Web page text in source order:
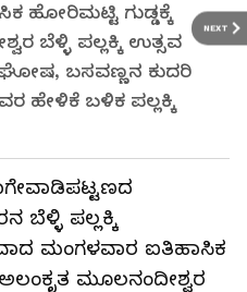
NEXT
ಹೋರಿಮಟ್ಟಿ ಗುಡ್ಡಕ್ಕೆ
ಬೆಳ್ಳಿ ಪಲ್ಲಕ್ಕಿ ಉತ್ಸವ
ಬಸವಣ್ಣನ ಕುದರಿ
ಹೇಳಿಕೆ ಬಳಿಕ ಪಲ್ಲಕ್ಕಿ
ಬೆಳ್ಳಿ ಪಲ್ಲಕ್ಕಿ
ಮಂಗಳವಾರ ಐತಿಹಾಸಿಕ
ಮೂಲನಂದೀಶ್ವರ